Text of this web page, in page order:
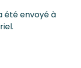
été envoyé à